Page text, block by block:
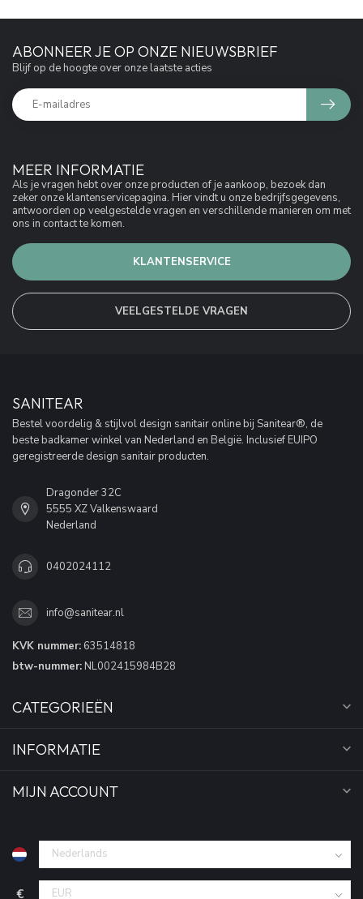
MEER INFORMATIE
Als je vragen hebt over onze producten of je aankoop, bezoek dan
zeker onze klantenservicepagina. Hier vindt u onze bedrijfsgegevens,
antwoorden op veelgestelde vragen en verschillende manieren om met
ons in contact te komen.
KLANTENSERVICE
VEELGESTELDE VRAGEN
ABONNEER JE OP ONZE NIEUWSBRIEF
Blijf op de hoogte over onze laatste acties
SANITEAR
Bestel voordelig & stijlvol design sanitair online bij Sanitear®, de
beste badkamer winkel van Nederland en België. Inclusief EUIPO
geregistreerde design sanitair producten.
Dragonder 32C
5555 XZ Valkenswaard
Nederland
0402024112
info@sanitear.nl
KVK nummer: 63514818
btw-nummer: NL002415984B28
CATEGORIEËN
INFORMATIE
MIJN ACCOUNT
€